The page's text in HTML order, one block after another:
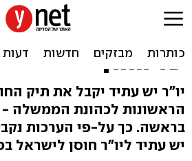
ההבנות: בזמן שגנץ
כראש הממשלה -
שר החוץ
יו"ר יש עתיד יקבל את תיק
הראשונות לכהונת הממשלה -
בראשה. כך על-פי הערכות
יש עתיד ליו"ר חוסן לישראל